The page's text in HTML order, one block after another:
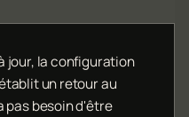
jour, la configuration
un retour au
pas besoin d'être